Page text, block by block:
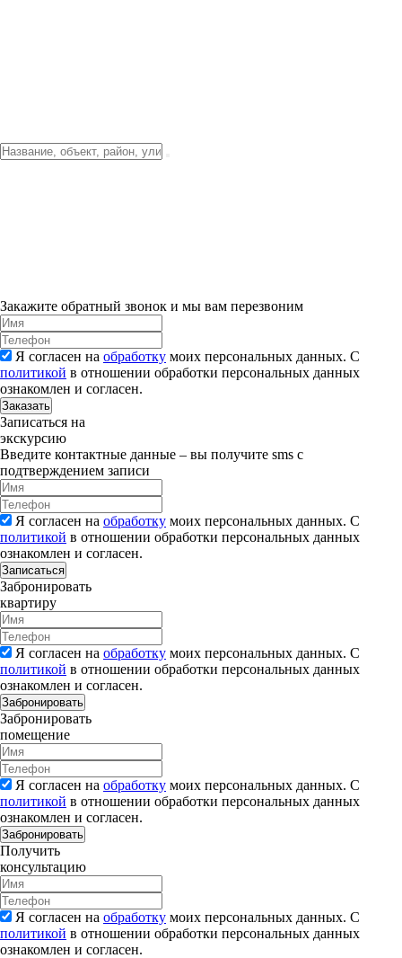
Закажите обратный звонок и мы вам перезвоним
Я согласен на обработку моих персональных данных. С
политикой в отношении обработки персональных данных
ознакомлен и согласен.
Заказать
Записаться на
экскурсию
Введите контактные данные – вы получите sms с
подтверждением записи
Я согласен на обработку моих персональных данных. С
политикой в отношении обработки персональных данных
ознакомлен и согласен.
Записаться
Забронировать
квартиру
Я согласен на обработку моих персональных данных. С
политикой в отношении обработки персональных данных
ознакомлен и согласен.
Забронировать
Забронировать
помещение
Я согласен на обработку моих персональных данных. С
политикой в отношении обработки персональных данных
ознакомлен и согласен.
Забронировать
Получить
консультацию
Я согласен на обработку моих персональных данных. С
политикой в отношении обработки персональных данных
ознакомлен и согласен.